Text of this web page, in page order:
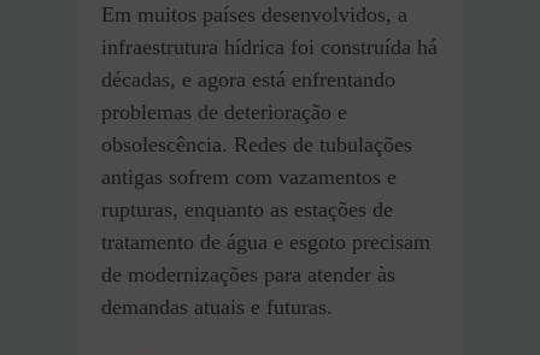
Em muitos países desenvolvidos, a
infraestrutura hídrica foi construída há
décadas, e agora está enfrentando
problemas de deterioração e
obsolescência. Redes de tubulações
antigas sofrem com vazamentos e
rupturas, enquanto as estações de
tratamento de água e esgoto precisam
de modernizações para atender às
demandas atuais e futuras.